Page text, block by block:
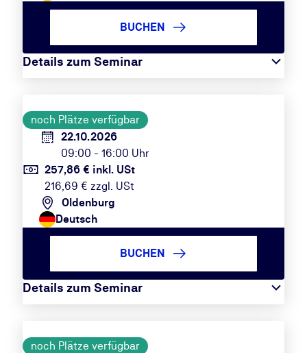
Details zum Seminar
BUCHEN
noch Plätze verfügbar
22.10.2026
09:00 - 16:00 Uhr
257,86 € inkl. USt
216,69 € zzgl. USt
Oldenburg
Deutsch
Details zum Seminar
BUCHEN
noch Plätze verfügbar